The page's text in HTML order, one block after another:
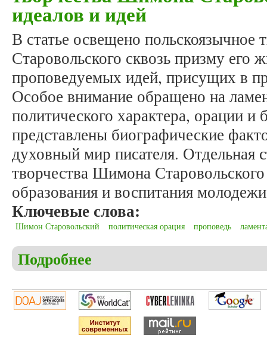
идеалов и идей
В статье освещено
Старовольского сквозь призму его
проповедуемых идей, присущих в
Особое внимание обращено на
политического характера, орации
представлены биографические
духовный мир писателя. Отдельная
творчества Шимона
образования и воспитания
Ключевые слова:
Шимон Старовольский политическая орация проповедь
Подробнее